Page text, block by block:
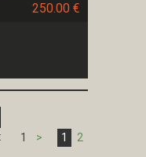
250.00 €
1 > 1 2